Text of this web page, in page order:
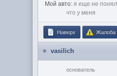
Мой авто: я еще не понял
что у меня
Наверх Жалоба
vasilich
основатель